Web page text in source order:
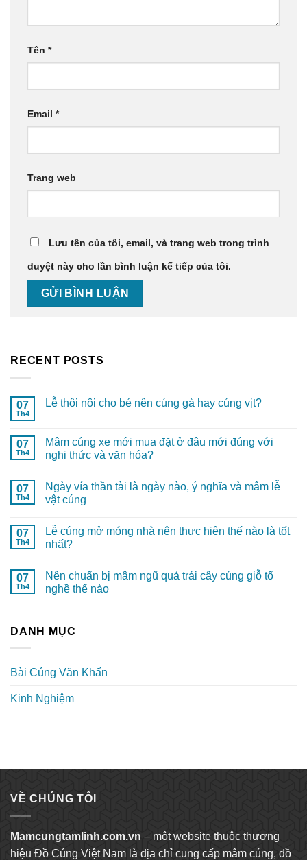
Tên *
Email *
Trang web
Lưu tên của tôi, email, và trang web trong trình
duyệt này cho lần bình luận kế tiếp của tôi.
RECENT POSTS
07
Th4
Lễ thôi nôi cho bé nên cúng gà hay cúng vịt?
07
Th4
Mâm cúng xe mới mua đặt ở đâu mới đúng với
nghi thức và văn hóa?
07
Th4
Ngày vía thần tài là ngày nào, ý nghĩa và mâm lễ
vật cúng
07
Th4
Lễ cúng mở móng nhà nên thực hiện thế nào là tốt
nhất?
07
Th4
Nên chuẩn bị mâm ngũ quả trái cây cúng giỗ tổ
nghề thế nào
DANH MỤC
Bài Cúng Văn Khấn
Kinh Nghiệm
VỀ CHÚNG TÔI
Mamcungtamlinh.com.vn – một website thuộc thương
hiệu Đồ Cúng Việt Nam là địa chỉ cung cấp mâm cúng, đồ